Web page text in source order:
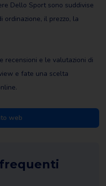
Dello Sport sono suddivise
ordinazione, il prezzo, la
recensioni e le valutazioni di
e fate una scelta
web